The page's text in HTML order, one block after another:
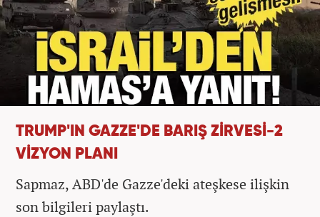
TRUMP'IN GAZZE'DE BARIŞ ZİRVESİ-2
VİZYON PLANI
Sapmaz, ABD'de Gazze'deki ateşkese ilişkin
son bilgileri paylaştı.